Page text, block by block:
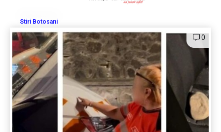
Stiri Botosani
0